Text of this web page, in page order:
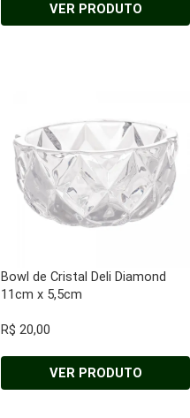
VER PRODUTO
Bowl de Cristal Deli Diamond
11cm x 5,5cm
R$ 20,00
VER PRODUTO